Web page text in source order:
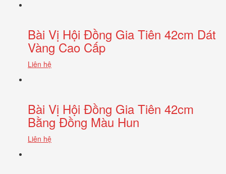
Bài Vị Hội Đồng Gia Tiên 42cm Dát
Vàng Cao Cấp
Liên hệ
Bài Vị Hội Đồng Gia Tiên 42cm
Bằng Đồng Màu Hun
Liên hệ